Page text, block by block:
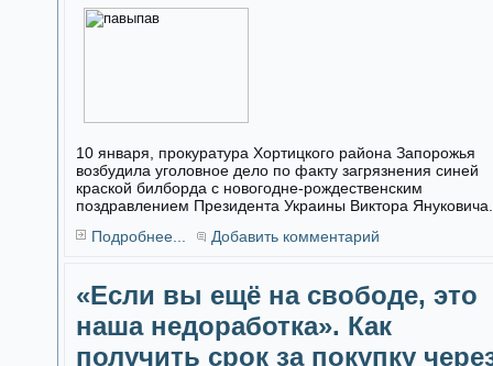
10 января, прокуратура Хортицкого района Запорожья
возбудила уголовное дело по факту загрязнения синей
краской билборда с новогодне-рождественским
поздравлением Президента Украины Виктора Януковича.
Подробнее...
Добавить комментарий
«Если вы ещё на свободе, это
наша недоработка». Как
получить срок за покупку